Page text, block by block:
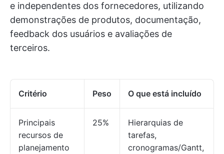
e independentes dos fornecedores, utilizando
demonstrações de produtos, documentação,
feedback dos usuários e avaliações de
terceiros.
Critério Peso O que está incluído
Principais
recursos de
planejamento
25%
Hierarquias de
tarefas,
cronogramas/Gantt,